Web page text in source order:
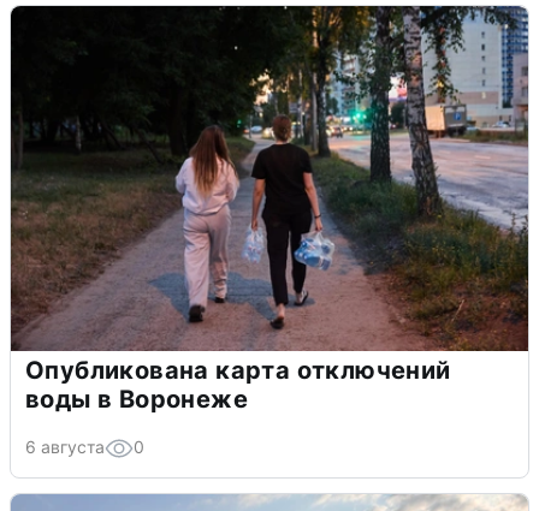
Опубликована карта отключений
воды в Воронеже
6 августа 0